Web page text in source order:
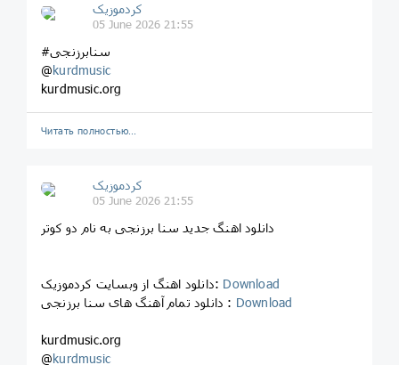
کردموزیک
05 June 2026 21:55
#سنابرزنجی
@kurdmusic
kurdmusic.org
Читать полностью…
کردموزیک
05 June 2026 21:55
دانلود اهنگ جدید سنا برزنجی به نام دو کوتر
دانلود اهنگ از وبسایت کردموزیک: Download
دانلود تمام آهنگ های سنا برزنجی : Download
kurdmusic.org
@kurdmusic